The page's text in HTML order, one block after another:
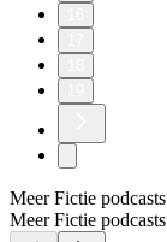
Meer Fictie podcasts
Meer Fictie podcasts